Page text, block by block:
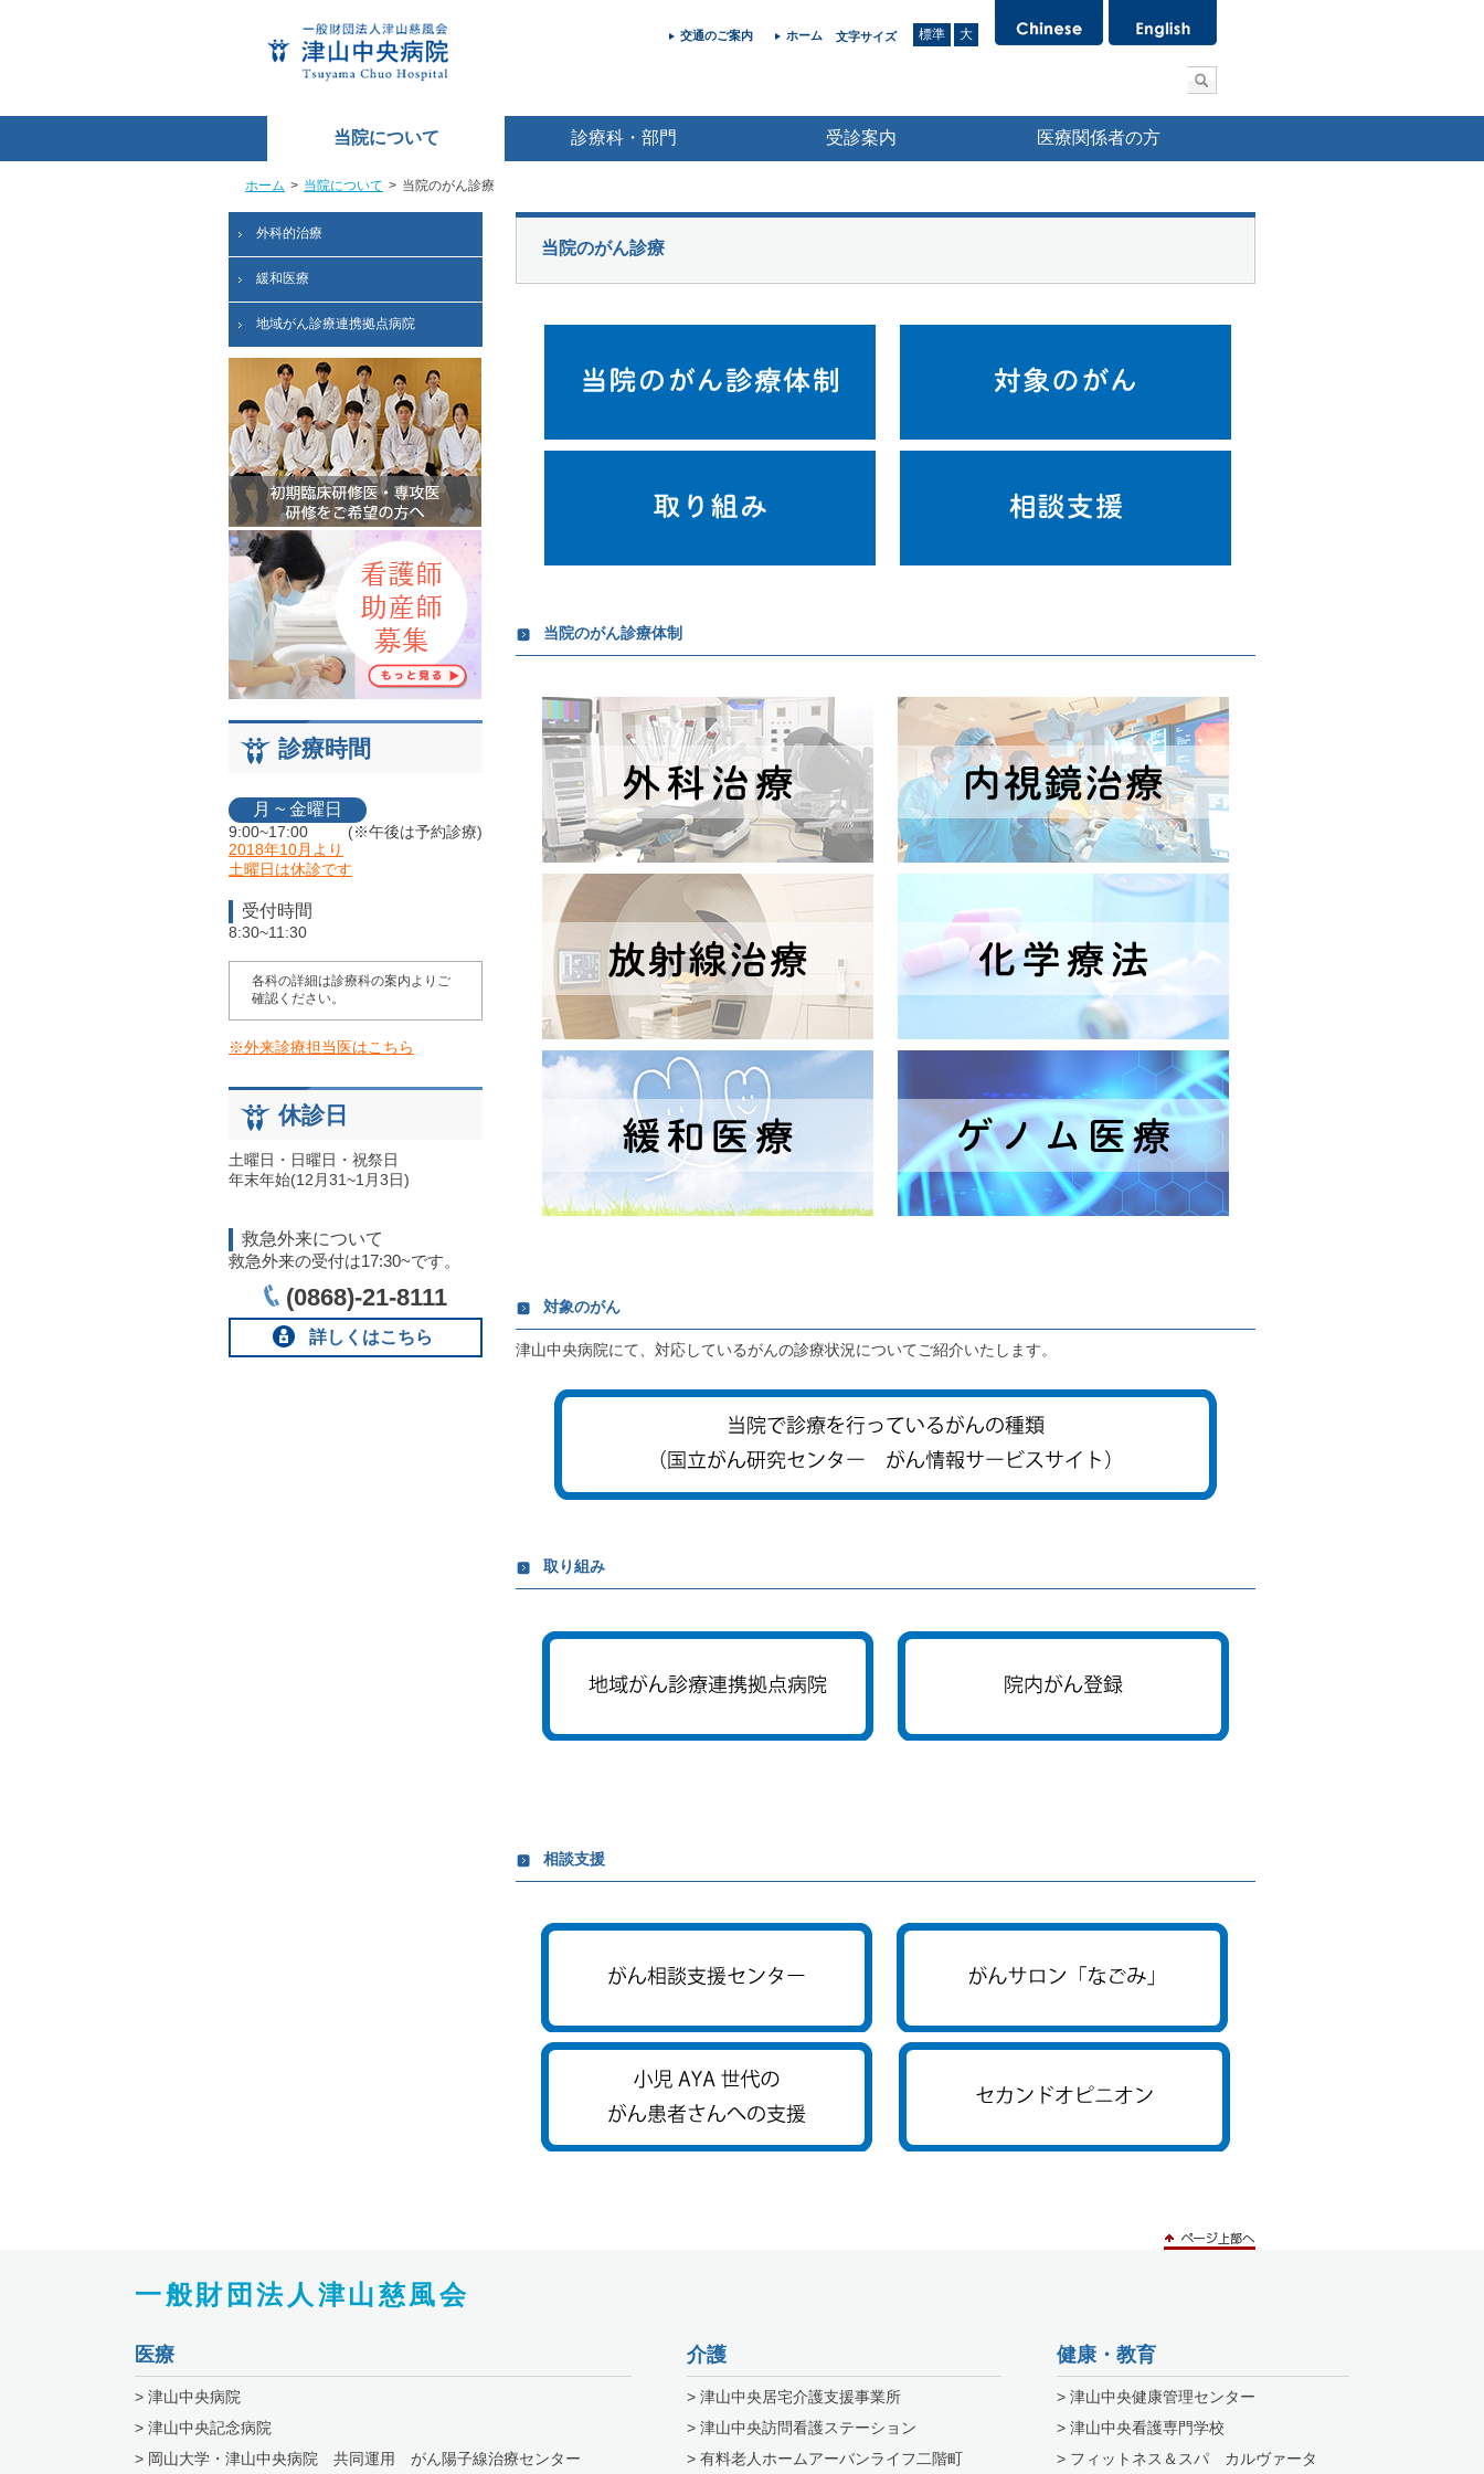
大
標準
文字サイズ
ホーム
交通のご案内
当院について 診療科・部門 受診案内 医療関係者の方
ホーム > 当院について > 当院のがん診療
外科的治療
緩和医療
地域がん診療連携拠点病院
診療時間
月 ~ 金曜日
9:00~17:00
(※午後は予約診療)
2018年10月より
土曜日は休診です
受付時間
8:30~11:30
各科の詳細は診療科の案内よりご
確認ください。
※外来診療担当医はこちら
休診日
土曜日・日曜日・祝祭日
年末年始(12月31~1月3日)
救急外来について
救急外来の受付は17:30~です。
(0868)-21-8111
詳しくはこちら
当院のがん診療
当院のがん診療体制
対象のがん
津山中央病院にて、対応しているがんの診療状況についてご紹介いたします。
取り組み
相談支援
一般財団法人津山慈風会
医療
> 津山中央病院
> 津山中央記念病院
> 岡山大学・津山中央病院 共同運用 がん陽子線治療センター
介護
> 津山中央居宅介護支援事業所
> 津山中央訪問看護ステーション
> 有料老人ホームアーバンライフ二階町
健康・教育
> 津山中央健康管理センター
> 津山中央看護専門学校
> フィットネス＆スパ カルヴァータ